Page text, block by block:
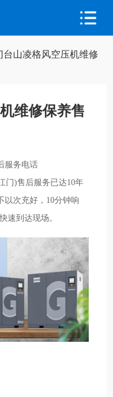
台山凌格风空压机维修
维修保养售
服务电话
门)售后服务已达10年
以次充好，10分钟响
速到达现场。